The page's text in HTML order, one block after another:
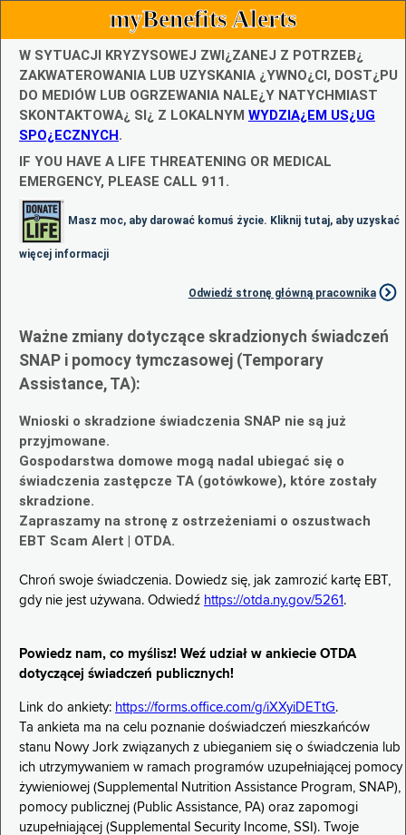
myBenefits Alerts
W SYTUACJI KRYZYSOWEJ ZWI¿ZANEJ Z POTRZEB¿
ZAKWATEROWANIA LUB UZYSKANIA ¿YWNO¿CI, DOST¿PU
DO MEDIÓW LUB OGRZEWANIA NALE¿Y NATYCHMIAST
SKONTAKTOWA¿ SI¿ Z LOKALNYM WYDZIA¿EM US¿UG
SPO¿ECZNYCH.
IF YOU HAVE A LIFE THREATENING OR MEDICAL
EMERGENCY, PLEASE CALL 911.
Masz moc, aby darować komuś życie. Kliknij tutaj, aby uzyskać
więcej informacji
Odwiedź stronę główną pracownika
Ważne zmiany dotyczące skradzionych świadczeń
SNAP i pomocy tymczasowej (Temporary
Assistance, TA):
Wnioski o skradzione świadczenia SNAP nie są już
przyjmowane.
Gospodarstwa domowe mogą nadal ubiegać się o
świadczenia zastępcze TA (gotówkowe), które zostały
skradzione.
Zapraszamy na stronę z ostrzeżeniami o oszustwach
EBT Scam Alert | OTDA.
Chroń swoje świadczenia. Dowiedz się, jak zamrozić kartę EBT,
gdy nie jest używana. Odwiedź https://otda.ny.gov/5261 .
Powiedz nam, co myślisz! Weź udział w ankiecie OTDA
dotyczącej świadczeń publicznych!
Link do ankiety: https://forms.office.com/g/iXXyiDETtG.
Ta ankieta ma na celu poznanie doświadczeń mieszkańców
stanu Nowy Jork związanych z ubieganiem się o świadczenia lub
ich utrzymywaniem w ramach programów uzupełniającej pomocy
żywieniowej (Supplemental Nutrition Assistance Program, SNAP),
pomocy publicznej (Public Assistance, PA) oraz zapomogi
uzupełniającej (Supplemental Security Income, SSI). Twoje